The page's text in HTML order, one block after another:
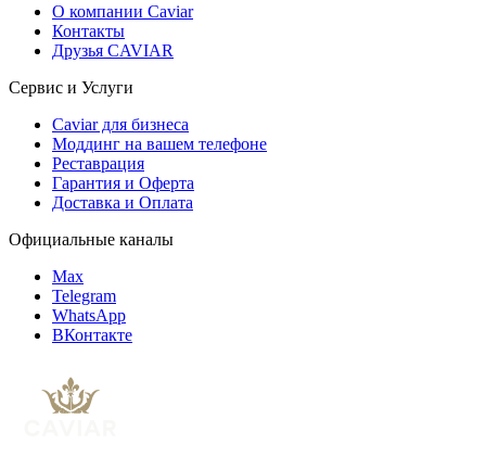
О компании Caviar
Контакты
Друзья CAVIAR
Сервис и Услуги
Caviar для бизнеса
Моддинг на вашем телефоне
Реставрация
Гарантия и Оферта
Доставка и Оплата
Официальные каналы
Max
Telegram
WhatsApp
ВКонтакте